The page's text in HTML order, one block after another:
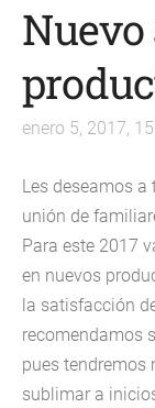
enero 5, 2017,
Les deseamos
unión de
Para este 2017
en nuevos
la satisfacción
recomendamos
pues tendremos
sublimar a